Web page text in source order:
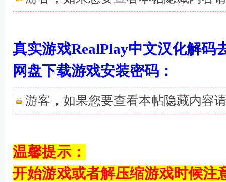
真实游戏RealPlay中文汉化解码
网盘下载游戏安装密码：
游客，如果您要查看本帖隐藏内容
温馨提示：
开始游戏或者解压缩游戏时候注